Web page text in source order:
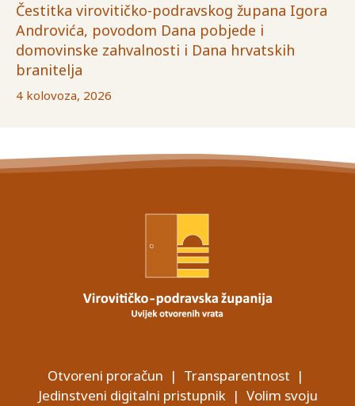
Čestitka virovitičko-podravskog župana Igora
Androvića, povodom Dana pobjede i
domovinske zahvalnosti i Dana hrvatskih
branitelja
4 kolovoza, 2026
Otvoreni proračun | Transparentnost |
Jedinstveni digitalni pristupnik| Volim svoju